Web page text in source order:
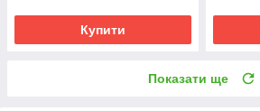
Купити
Показати ще